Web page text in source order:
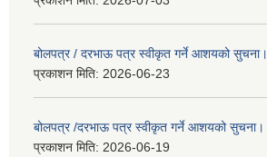
बोलपत्र / दरभाऊ पत्र स्वीकृत गर्ने आशयको सुचना।
प्रकाशन मिति: 2026-06-23
बोलपत्र /दरभाऊ पत्र स्वीकृत गर्ने आशयको सुचना।
प्रकाशन मिति: 2026-06-19